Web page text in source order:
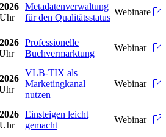
Metadatenverwaltung
für den Qualitätsstatus
Webinare
Professionelle
Buchvermarktung
Webinar
VLB-TIX als
Marketingkanal
nutzen
Webinar
Einsteigen leicht
gemacht
Webinar